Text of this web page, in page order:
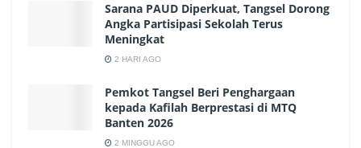
Sarana PAUD Diperkuat, Tangsel Dorong
Angka Partisipasi Sekolah Terus
Meningkat
2 HARI AGO
Pemkot Tangsel Beri Penghargaan
kepada Kafilah Berprestasi di MTQ
Banten 2026
2 MINGGU AGO